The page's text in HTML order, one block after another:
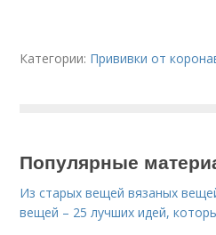
Категории: Прививки от
Популярные
Из старых вещей вязаных
вещей – 25 лучших идей,